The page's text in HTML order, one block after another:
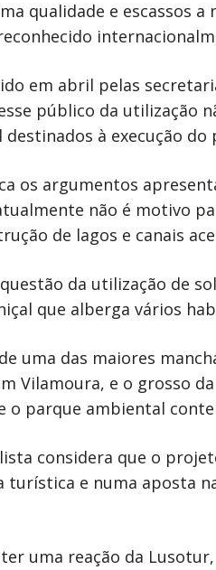
qualidade e escassos
em abril pelas
público da utilização
à execução
os argumentos
não é motivo
de lagos e canais
da utilização de
que alberga vários
uma das maiores
Vilamoura, e o grosso
o parque ambiental
considera que o
turística e numa aposta
uma reação da